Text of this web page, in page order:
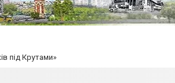
під Крутами»